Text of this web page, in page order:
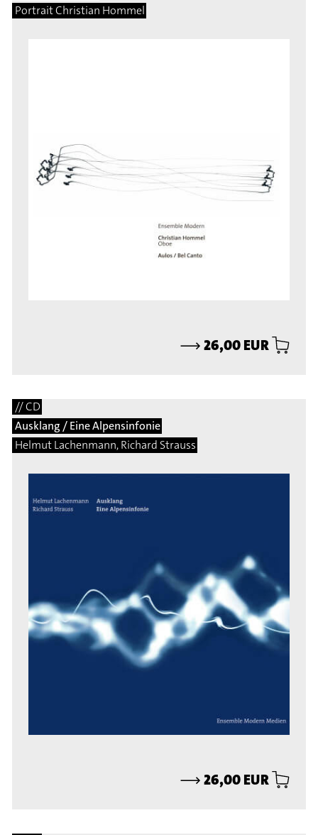
Portrait Christian Hommel
⟶26,00 EUR
// CD
Ausklang / Eine Alpensinfonie
Helmut Lachenmann, Richard Strauss
⟶26,00 EUR